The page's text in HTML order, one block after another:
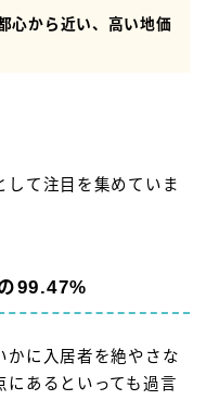
心から近い、高い地価
して注目を集めていま
99.47%
かに入居者を絶やさな
にあるといっても過言